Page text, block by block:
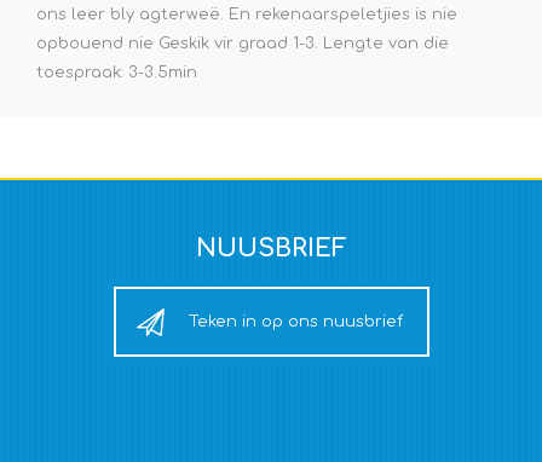
ons leer bly agterweë. En rekenaarspeletjies is nie
opbouend nie Geskik vir graad 1-3. Lengte van die
toespraak: 3-3.5min
NUUSBRIEF
Teken in op ons nuusbrief